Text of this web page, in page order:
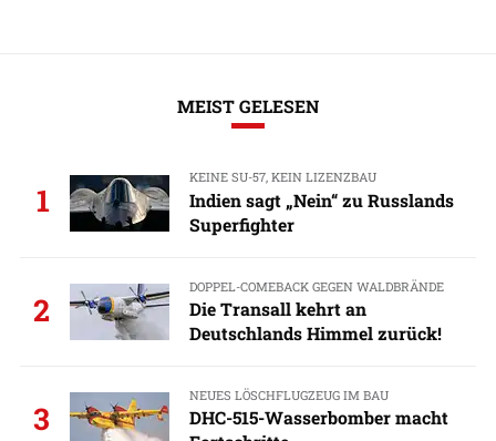
MEIST GELESEN
1
KEINE SU-57, KEIN LIZENZBAU
Indien sagt „Nein“ zu Russlands
Superfighter
2
DOPPEL-COMEBACK GEGEN WALDBRÄNDE
Die Transall kehrt an
Deutschlands Himmel zurück!
3
NEUES LÖSCHFLUGZEUG IM BAU
DHC-515-Wasserbomber macht